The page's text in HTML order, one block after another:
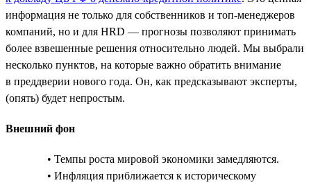
информация не только для собственников и топ-менеджеров
компаний, но и для HRD — прогнозы позволяют принимать
более взвешенные решения относительно людей. Мы выбрали
несколько пунктов, на которые важно обратить внимание
в преддверии нового года. Он, как предсказывают эксперты,
(опять) будет непростым.
Внешний фон
• Темпы роста мировой экономики замедляются.
• Инфляция приближается к историческому